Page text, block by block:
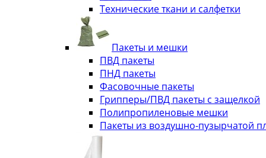
Технические ткани и салфетки
Пакеты и мешки
ПВД пакеты
ПНД пакеты
Фасовочные пакеты
Грипперы/ПВД пакеты с защелкой
Полипропиленовые мешки
Пакеты из воздушно-пузырчатой